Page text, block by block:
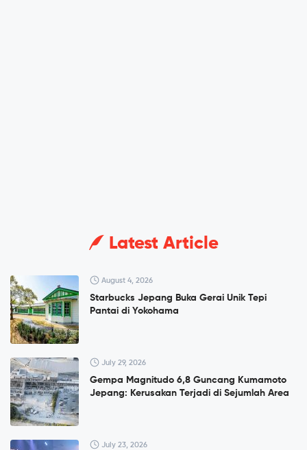
Latest Article
August 4, 2026
Starbucks Jepang Buka Gerai Unik Tepi
Pantai di Yokohama
July 29, 2026
Gempa Magnitudo 6,8 Guncang Kumamoto
Jepang: Kerusakan Terjadi di Sejumlah Area
July 23, 2026